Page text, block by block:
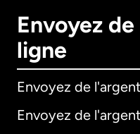
Envoyez
ligne
Envoyez de
Envoyez de